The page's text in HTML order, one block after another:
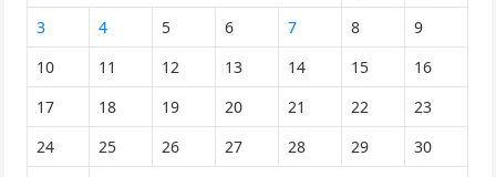
3
4 5 6 7 8
9
10
11 12 13 14 15
16
17
18 19 20 21 22
23
24
25 26 27 28 29
30